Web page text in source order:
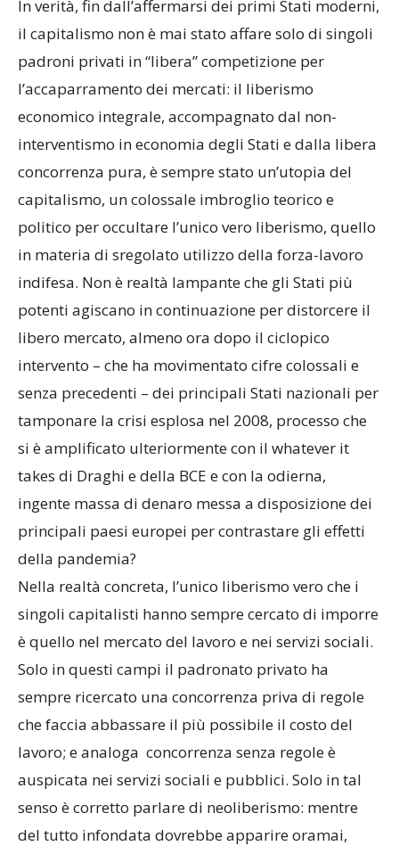
In verità, fin dall’affermarsi dei primi Stati moderni,
il capitalismo non è mai stato affare solo di singoli
padroni privati in “libera” competizione per
l’accaparramento dei mercati: il liberismo
economico integrale, accompagnato dal non-
interventismo in economia degli Stati e dalla libera
concorrenza pura, è sempre stato un’utopia del
capitalismo, un colossale imbroglio teorico e
politico per occultare l’unico vero liberismo, quello
in materia di sregolato utilizzo della forza-lavoro
indifesa. Non è realtà lampante che gli Stati più
potenti agiscano in continuazione per distorcere il
libero mercato, almeno ora dopo il ciclopico
intervento – che ha movimentato cifre colossali e
senza precedenti – dei principali Stati nazionali per
tamponare la crisi esplosa nel 2008, processo che
si è amplificato ulteriormente con il whatever it
takes di Draghi e della BCE e con la odierna,
ingente massa di denaro messa a disposizione dei
principali paesi europei per contrastare gli effetti
della pandemia?
Nella realtà concreta, l’unico liberismo vero che i
singoli capitalisti hanno sempre cercato di imporre
è quello nel mercato del lavoro e nei servizi sociali.
Solo in questi campi il padronato privato ha
sempre ricercato una concorrenza priva di regole
che faccia abbassare il più possibile il costo del
lavoro; e analoga concorrenza senza regole è
auspicata nei servizi sociali e pubblici. Solo in tal
senso è corretto parlare di neoliberismo: mentre
del tutto infondata dovrebbe apparire oramai,